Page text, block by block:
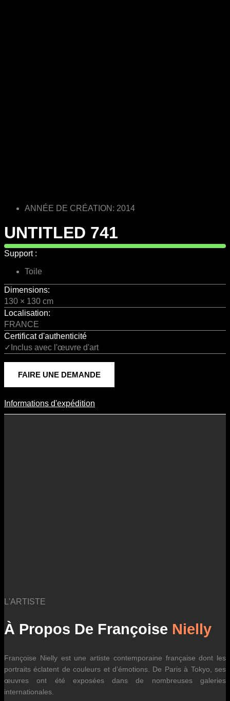
ANNÉE DE CRÉATION: 2014
UNTITLED 741
Support :
Toile
Dimensions:
130 × 130 cm
Localisation:
FRANCE
Certificat d'authenticité
✓Inclus avec l'œuvre d'art
FAIRE UNE DEMANDE
Informations D'expédition
Informations d'expédition
L'ARTISTE
À Propos De Françoise Nielly
Françoise Nielly est une artiste contemporaine française dont les
portraits éclatent de couleurs et d’émotions. De Paris à Tokyo, ses
œuvres ont été exposées dans de nombreuses galeries
internationales.